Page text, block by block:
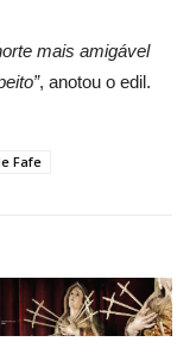
mais amigável
, anotou o edil.
Fafe